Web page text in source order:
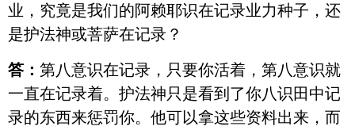
业，究竟是我们的阿赖耶识在记录业力种子，还
是护法神或菩萨在记录？
答： 第八意识在记录，只要你活着，第八意识就
一直在记录着。护法神只是看到了你八识田中记
录的东西来惩罚你。他可以拿这些资料出来，而